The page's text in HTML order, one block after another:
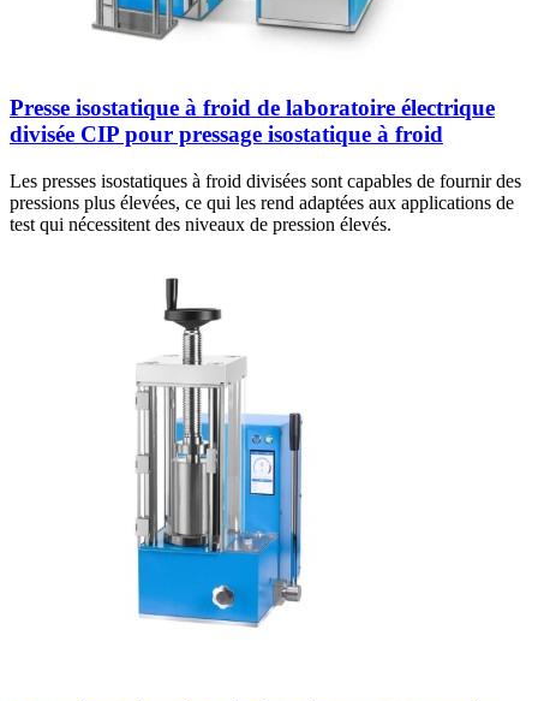
Presse isostatique à froid de laboratoire électrique
divisée CIP pour pressage isostatique à froid
Les presses isostatiques à froid divisées sont capables de fournir des
pressions plus élevées, ce qui les rend adaptées aux applications de
test qui nécessitent des niveaux de pression élevés.